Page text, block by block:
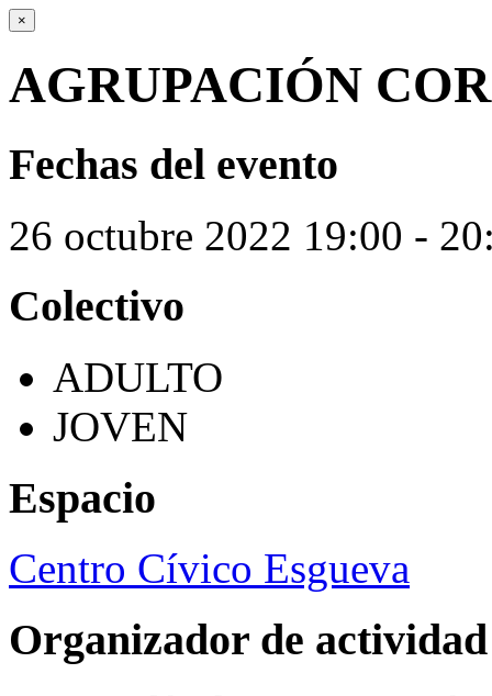
×
AGRUPACIÓN
Fechas del evento
26 octubre 2022 19:00 -
Colectivo
ADULTO
JOVEN
Espacio
Centro Cívico Esgueva
Organizador de actividad